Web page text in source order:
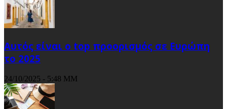
Αυτός είναι ο top προορισμός σε Ευρώπη
το 2025
24/10/2025 - 5:48 ΜΜ